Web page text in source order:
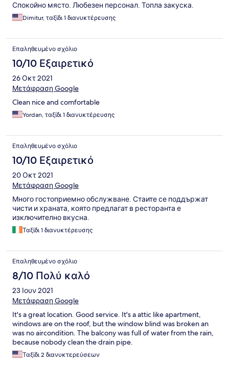
Спокойно място. Любезен персонал. Топла закуска.
Dimitur, ταξίδι 1 διανυκτέρευσης
Επαληθευμένο σχόλιο
10/10 Εξαιρετικό
26 Οκτ 2021
Μετάφραση Google
Clean nice and comfortable
Yordan, ταξίδι 1 διανυκτέρευσης
Επαληθευμένο σχόλιο
10/10 Εξαιρετικό
20 Οκτ 2021
Μετάφραση Google
Много гостоприемно обслужване. Стаите се поддържат
чисти и храната, която предлагат в ресторанта е
изключително вкусна.
Ταξίδι 1 διανυκτέρευσης
Επαληθευμένο σχόλιο
8/10 Πολύ καλό
23 Ιουν 2021
Μετάφραση Google
It's a great location. Good service. It's a attic like apartment,
windows are on the roof, but the window blind was broken an
was no aircondition. The balcony was full of water from the rain,
because nobody clean the drain pipe.
Ταξίδι 2 διανυκτερεύσεων